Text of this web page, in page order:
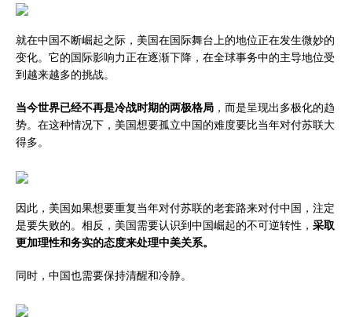
就在中国不断崛起之际，美国在国际舞台上的地位正在发生微妙的
变化。它的国际影响力正在逐渐下降，在全球事务中的主导地位受
到越来越多的挑战。
当今世界已经不再是冷战时期的两极格局 ，而是呈现出多极化的趋
势。在这种情况下，美国想要孤立中国的难度要比当年对付苏联大
得多。
因此，美国如果想要重复当年对付苏联的老套路来对付中国，注定
是要失败的。相反，美国需要认识到中国崛起的不可逆转性， 采取
更加理性和务实的态度来处理中美关系。
同时，中国也需要保持清醒和冷静。